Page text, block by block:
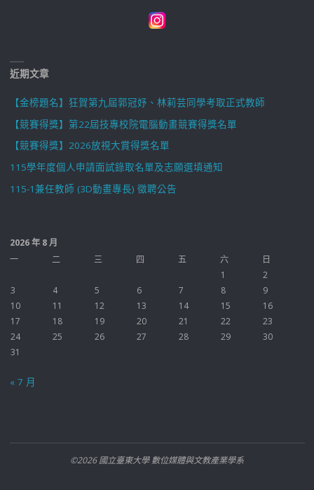
近期文章
【金榜題名】狂賀第九屆郭冠妤、林莉芸同學考取正式教師
【競賽得獎】第22屆技專校院電腦動畫競賽得獎名單
【競賽得獎】2026放視大賞得獎名單
115學年度個人申請面試錄取名單及志願選填通知
115-1兼任教師 (3D動畫專長) 徵聘公告
2026 年 8 月
一
二 三 四 五 六
日
1
2
3
4 5 6 7 8
9
10
11 12 13 14 15
16
17
18 19 20 21 22
23
24
25 26 27 28 29
30
31
« 7 月
©2026 國立臺東大學 數位媒體與文教產業學系